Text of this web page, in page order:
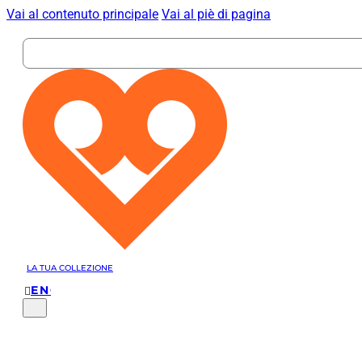
Vai al contenuto principale Vai al piè di pagina
Search
...
LA TUA COLLEZIONE
ENGLISH